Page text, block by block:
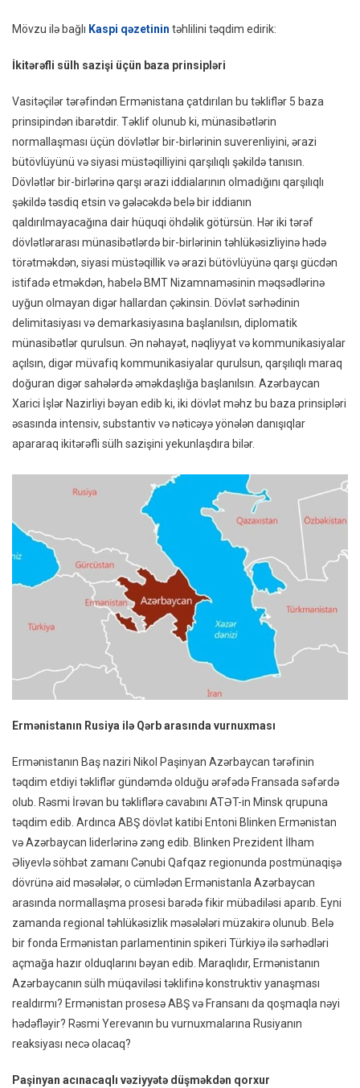
Mövzu ilə bağlı Kaspi qəzetinin təhlilini təqdim edirik:
İkitərəfli sülh sazişi üçün baza prinsipləri
Vasitəçilər tərəfindən Ermənistana çatdırılan bu təkliflər 5 baza
prinsipindən ibarətdir. Təklif olunub ki, münasibətlərin
normallaşması üçün dövlətlər bir-birlərinin suverenliyini, ərazi
bütövlüyünü və siyasi müstəqilliyini qarşılıqlı şəkildə tanısın.
Dövlətlər bir-birlərinə qarşı ərazi iddialarının olmadığını qarşılıqlı
şəkildə təsdiq etsin və gələcəkdə belə bir iddianın
qaldırılmayacağına dair hüquqi öhdəlik götürsün. Hər iki tərəf
dövlətlərarası münasibətlərdə bir-birlərinin təhlükəsizliyinə hədə
törətməkdən, siyasi müstəqillik və ərazi bütövlüyünə qarşı gücdən
istifadə etməkdən, habelə BMT Nizamnaməsinin məqsədlərinə
uyğun olmayan digər hallardan çəkinsin. Dövlət sərhədinin
delimitasiyası və demarkasiyasına başlanılsın, diplomatik
münasibətlər qurulsun. Ən nəhayət, nəqliyyat və kommunikasiyalar
açılsın, digər müvafiq kommunikasiyalar qurulsun, qarşılıqlı maraq
doğuran digər sahələrdə əməkdaşlığa başlanılsın. Azərbaycan
Xarici İşlər Nazirliyi bəyan edib ki, iki dövlət məhz bu baza prinsipləri
əsasında intensiv, substantiv və nəticəyə yönələn danışıqlar
apararaq ikitərəfli sülh sazişini yekunlaşdıra bilər.
Ermənistanın Rusiya ilə Qərb arasında vurnuxması
Ermənistanın Baş naziri Nikol Paşinyan Azərbaycan tərəfinin
təqdim etdiyi təkliflər gündəmdə olduğu ərəfədə Fransada səfərdə
olub. Rəsmi İrəvan bu təkliflərə cavabını ATƏT-in Minsk qrupuna
təqdim edib. Ardınca ABŞ dövlət katibi Entoni Blinken Ermənistan
və Azərbaycan liderlərinə zəng edib. Blinken Prezident İlham
Əliyevlə söhbət zamanı Cənubi Qafqaz regionunda postmünaqişə
dövrünə aid məsələlər, o cümlədən Ermənistanla Azərbaycan
arasında normallaşma prosesi barədə fikir mübadiləsi aparıb. Eyni
zamanda regional təhlükəsizlik məsələləri müzakirə olunub. Belə
bir fonda Ermənistan parlamentinin spikeri Türkiyə ilə sərhədləri
açmağa hazır olduqlarını bəyan edib. Maraqlıdır, Ermənistanın
Azərbaycanın sülh müqaviləsi təklifinə konstruktiv yanaşması
realdırmı? Ermənistan prosesə ABŞ və Fransanı da qoşmaqla nəyi
hədəfləyir? Rəsmi Yerevanın bu vurnuxmalarına Rusiyanın
reaksiyası necə olacaq?
Paşinyan acınacaqlı vəziyyətə düşməkdən qorxur